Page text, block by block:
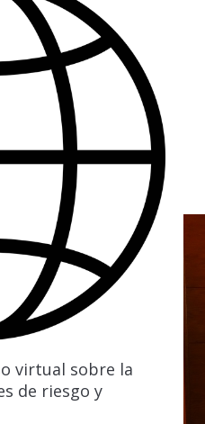
virtual sobre la
de riesgo y